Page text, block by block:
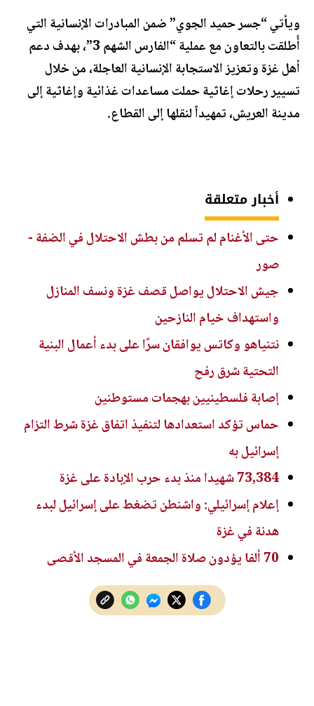
ويأتي “جسر حميد الجوي” ضمن المبادرات الإنسانية التي
أُطلقت بالتعاون مع عملية “الفارس الشهم 3”، بهدف دعم
أهل غزة وتعزيز الاستجابة الإنسانية العاجلة، من خلال
تسيير رحلات إغاثية حملت مساعدات غذائية وإغاثية إلى
مدينة العريش، تمهيداً لنقلها إلى القطاع.
أخبار متعلقة
حتى الأغنام لم تسلم من بطش الاحتلال في الضفة -
صور
جيش الاحتلال يواصل قصف غزة ونسف المنازل
واستهداف خيام النازحين
نتنياهو وكاتس يوافقان سرًا على بدء أعمال البنية
التحتية شرق رفح
إصابة فلسطينيين بهجمات مستوطنين
حماس تؤكد استعدادها لتنفيذ اتفاق غزة شرط التزام
إسرائيل به
73,384 شهيدا منذ بدء حرب الإبادة على غزة
إعلام إسرائيلي: واشنطن تضغط على إسرائيل لبدء
هدنة في غزة
70 ألفا يؤدون صلاة الجمعة في المسجد الأقصى